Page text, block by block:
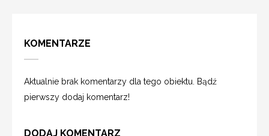
KOMENTARZE
Aktualnie brak komentarzy dla tego obiektu. Bądź
pierwszy dodaj komentarz!
DODAJ KOMENTARZ